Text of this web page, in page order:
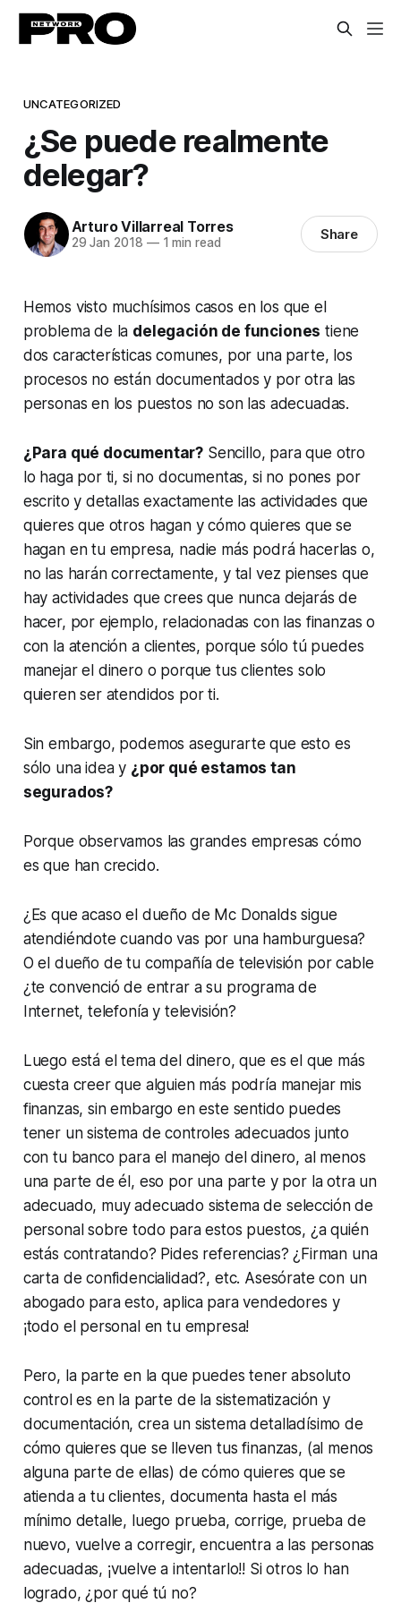
UNCATEGORIZED
¿Se puede realmente
delegar?
Arturo Villarreal Torres
29 Jan 2018 —1 min read Share
Hemos visto muchísimos casos en los que el
problema de la delegación de funciones tiene
dos características comunes, por una parte, los
procesos no están documentados y por otra las
personas en los puestos no son las adecuadas.
¿Para qué documentar? Sencillo, para que otro
lo haga por ti, si no documentas, si no pones por
escrito y detallas exactamente las actividades que
quieres que otros hagan y cómo quieres que se
hagan en tu empresa, nadie más podrá hacerlas o,
no las harán correctamente, y tal vez pienses que
hay actividades que crees que nunca dejarás de
hacer, por ejemplo, relacionadas con las finanzas o
con la atención a clientes, porque sólo tú puedes
manejar el dinero o porque tus clientes solo
quieren ser atendidos por ti.
Sin embargo, podemos asegurarte que esto es
sólo una idea y ¿por qué estamos tan
segurados?
Porque observamos las grandes empresas cómo
es que han crecido.
¿Es que acaso el dueño de Mc Donalds sigue
atendiéndote cuando vas por una hamburguesa?
O el dueño de tu compañía de televisión por cable
¿te convenció de entrar a su programa de
Internet, telefonía y televisión?
Luego está el tema del dinero, que es el que más
cuesta creer que alguien más podría manejar mis
finanzas, sin embargo en este sentido puedes
tener un sistema de controles adecuados junto
con tu banco para el manejo del dinero, al menos
una parte de él, eso por una parte y por la otra un
adecuado, muy adecuado sistema de selección de
personal sobre todo para estos puestos, ¿a quién
estás contratando? Pides referencias? ¿Firman una
carta de confidencialidad?, etc. Asesórate con un
abogado para esto, aplica para vendedores y
¡todo el personal en tu empresa!
Pero, la parte en la que puedes tener absoluto
control es en la parte de la sistematización y
documentación, crea un sistema detalladísimo de
cómo quieres que se lleven tus finanzas, (al menos
alguna parte de ellas) de cómo quieres que se
atienda a tu clientes, documenta hasta el más
mínimo detalle, luego prueba, corrige, prueba de
nuevo, vuelve a corregir, encuentra a las personas
adecuadas, ¡vuelve a intentarlo!! Si otros lo han
logrado, ¿por qué tú no?